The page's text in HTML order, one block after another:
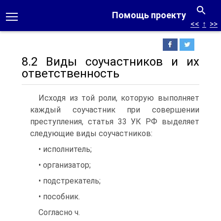
Помощь проекту
<< ↑ >>
8.2 Виды соучастников и их
ответственность
Исходя из той роли, которую выполняет
каждый соучастник при совершении
преступления, статья 33 УК РФ выделяет
следующие виды соучастников:
• исполнитель;
• организатор;
• подстрекатель;
• пособник.
Согласно ч.